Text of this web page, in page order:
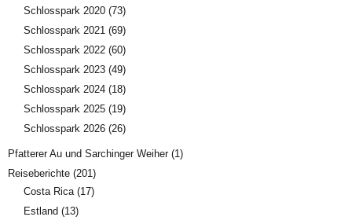
Schlosspark 2020 (73)
Schlosspark 2021 (69)
Schlosspark 2022 (60)
Schlosspark 2023 (49)
Schlosspark 2024 (18)
Schlosspark 2025 (19)
Schlosspark 2026 (26)
Pfatterer Au und Sarchinger Weiher(1)
Reiseberichte (201)
Costa Rica(17)
Estland (13)